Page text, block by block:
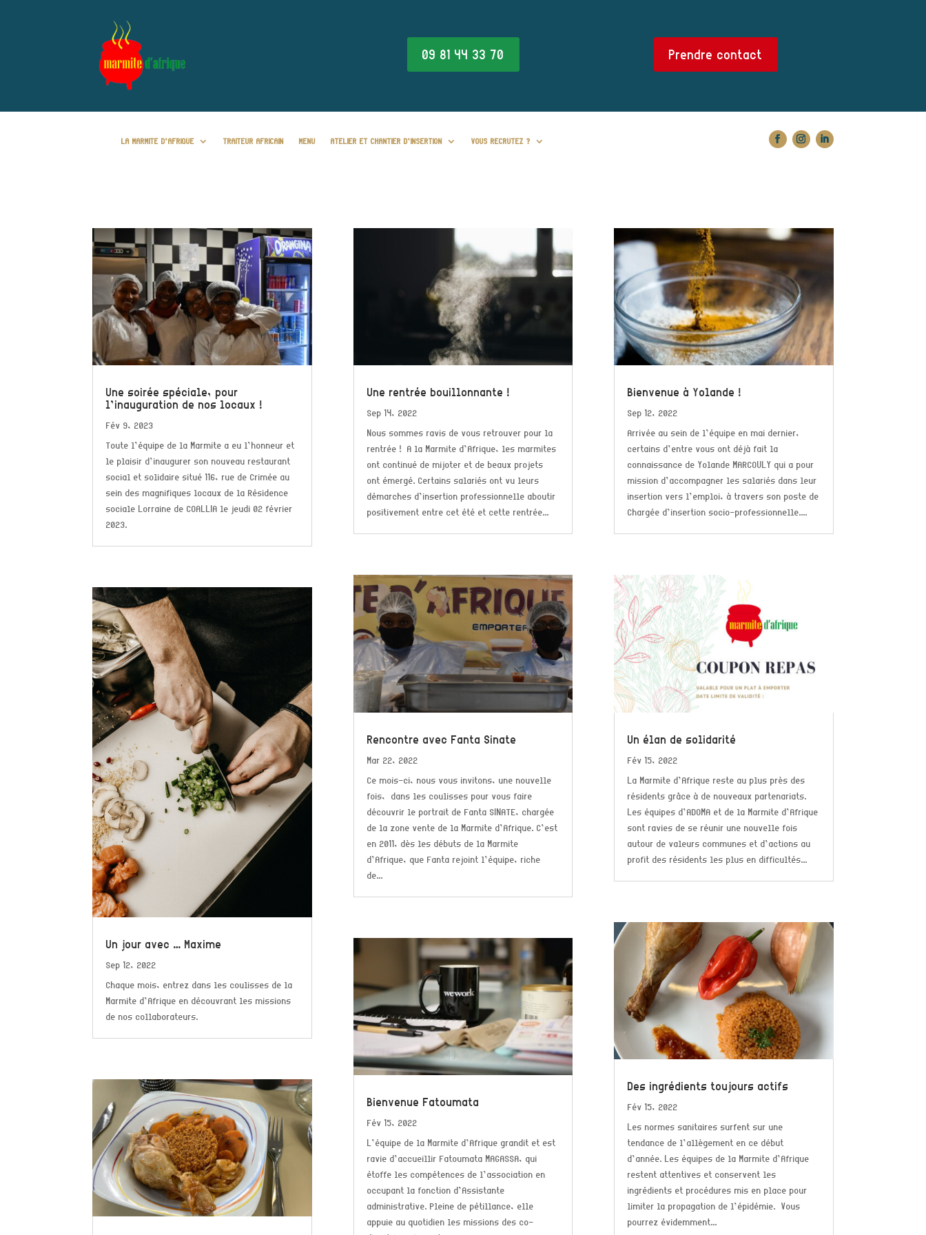
09 81 44 33 70 Prendre contact
LA MARMITE D’AFRIQUE TRAITEUR AFRICAIN MENU ATELIER ET CHANTIER D’INSERTION VOUS RECRUTEZ ?
Une soirée spéciale, pour
l’inauguration de nos locaux !
Fév 9, 2023
Toute l’équipe de la Marmite a eu l’honneur et
le plaisir d’inaugurer son nouveau restaurant
social et solidaire situé 116, rue de Crimée au
sein des magnifiques locaux de la Résidence
sociale Lorraine de COALLIA le jeudi 02 février
2023.
Un jour avec … Maxime
Sep 12, 2022
Chaque mois, entrez dans les coulisses de la
Marmite d’Afrique en découvrant les missions
de nos collaborateurs.
Une rentrée bouillonnante !
Sep 14, 2022
Nous sommes ravis de vous retrouver pour la
rentrée ! A la Marmite d’Afrique, les marmites
ont continué de mijoter et de beaux projets
ont émergé. Certains salariés ont vu leurs
démarches d’insertion professionnelle aboutir
positivement entre cet été et cette rentrée...
Rencontre avec Fanta Sinate
Mar 22, 2022
Ce mois-ci, nous vous invitons, une nouvelle
fois, dans les coulisses pour vous faire
découvrir le portrait de Fanta SINATE, chargée
de la zone vente de la Marmite d’Afrique. C’est
en 2011, dès les débuts de la Marmite
d’Afrique, que Fanta rejoint l’équipe, riche
de...
Bienvenue Fatoumata
Fév 15, 2022
L’équipe de la Marmite d’Afrique grandit et est
ravie d’accueillir Fatoumata MAGASSA, qui
étoffe les compétences de l’association en
occupant la fonction d’Assistante
administrative. Pleine de pétillance, elle
appuie au quotidien les missions des co-
Bienvenue à Yolande !
Sep 12, 2022
Arrivée au sein de l’équipe en mai dernier,
certains d’entre vous ont déjà fait la
connaissance de Yolande MARCOULY qui a pour
mission d’accompagner les salariés dans leur
insertion vers l’emploi, à travers son poste de
Chargée d’insertion socio-professionnelle....
Un élan de solidarité
Fév 15, 2022
La Marmite d’Afrique reste au plus près des
résidents grâce à de nouveaux partenariats.
Les équipes d’ADOMA et de la Marmite d’Afrique
sont ravies de se réunir une nouvelle fois
autour de valeurs communes et d’actions au
profit des résidents les plus en difficultés...
Des ingrédients toujours actifs
Fév 15, 2022
Les normes sanitaires surfent sur une
tendance de l’allègement en ce début
d’année. Les équipes de la Marmite d’Afrique
restent attentives et conservent les
ingrédients et procédures mis en place pour
limiter la propagation de l’épidémie. Vous
pourrez évidemment...